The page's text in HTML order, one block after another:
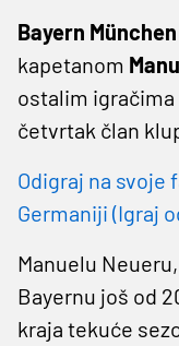
Bayern München
kapetanom
ostalim
četvrtak član
Odigraj na svoje
Germaniji (Igraj
Manuelu
Bayernu još od
kraja tekuće